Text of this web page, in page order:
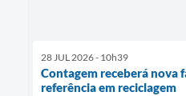
28 JUL 2026 - 10h39
Contagem receberá nova
referência em reciclagem